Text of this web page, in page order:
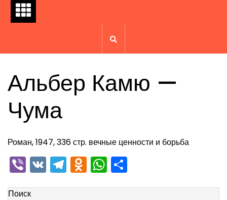
Альбер Камю —
Чума
Роман, 1947, 336 стр. вечные ценности и борьба
Viber
VKTelegram
Odnoklassniki
WhatsApp
Поиск